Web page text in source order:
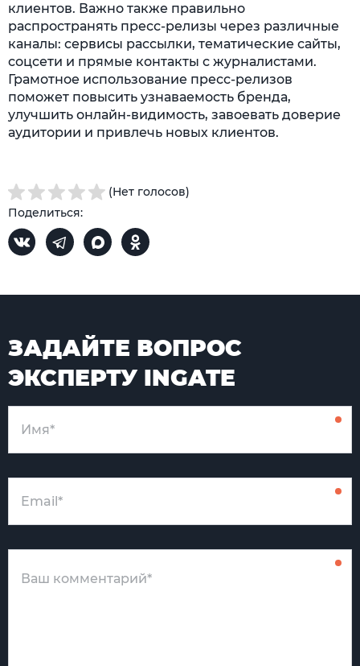
клиентов. Важно также правильно
распространять пресс-релизы через различные
каналы: сервисы рассылки, тематические сайты,
соцсети и прямые контакты с журналистами.
Грамотное использование пресс-релизов
поможет повысить узнаваемость бренда,
улучшить онлайн-видимость, завоевать доверие
аудитории и привлечь новых клиентов.
(Нет голосов)
Поделиться:
ЗАДАЙТЕ ВОПРОС
ЭКСПЕРТУ INGATE